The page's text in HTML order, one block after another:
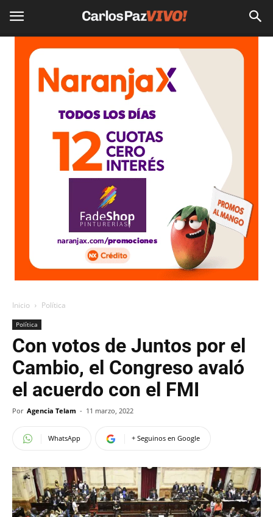
Inicio Política
Política
Con votos de Juntos por el
Cambio, el Congreso avaló
el acuerdo con el FMI
Por Agencia Telam - 11 marzo, 2022
WhatsApp + Seguinos en Google